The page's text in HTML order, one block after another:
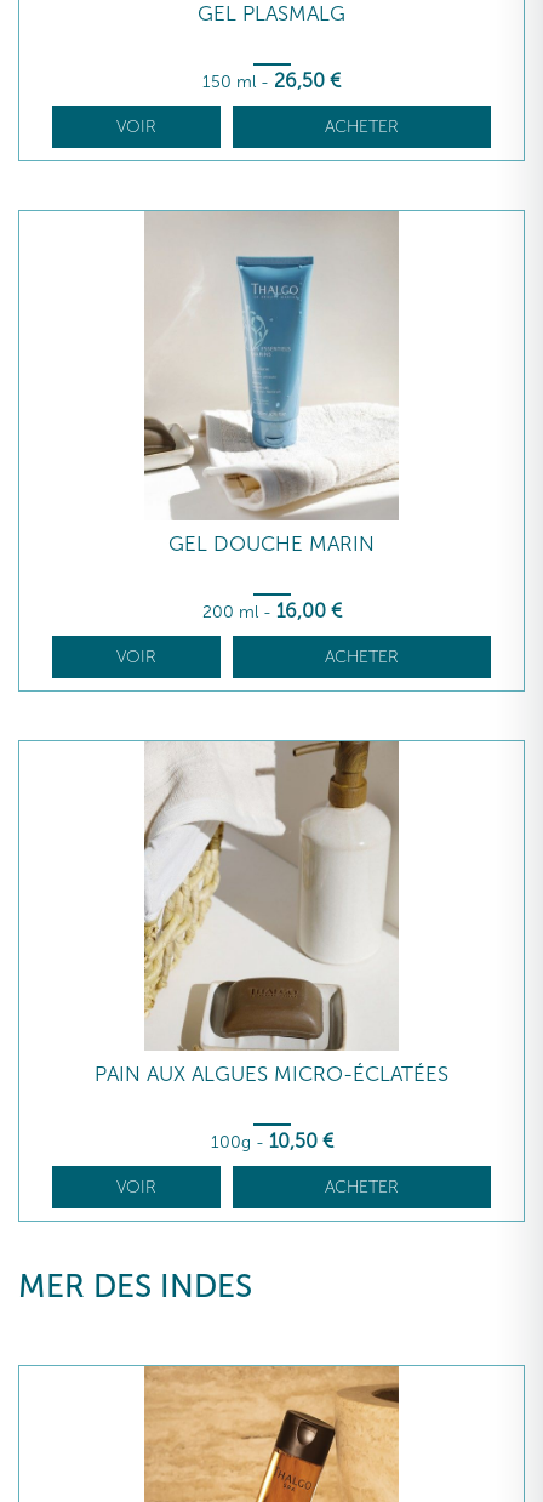
GEL PLASMALG
150 ml - 26,50 €
VOIR ACHETER
GEL DOUCHE MARIN
200 ml - 16,00 €
VOIR ACHETER
PAIN AUX ALGUES MICRO-ÉCLATÉES
100g - 10,50 €
VOIR ACHETER
MER DES INDES